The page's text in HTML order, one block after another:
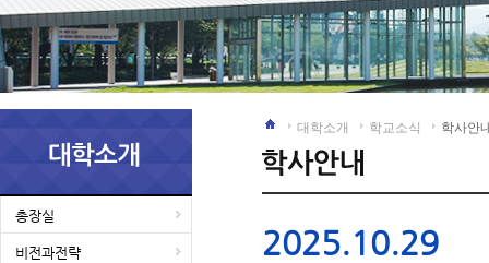
총장실
비전과전략
대학소개 학교소식 학사안
2025.10.29